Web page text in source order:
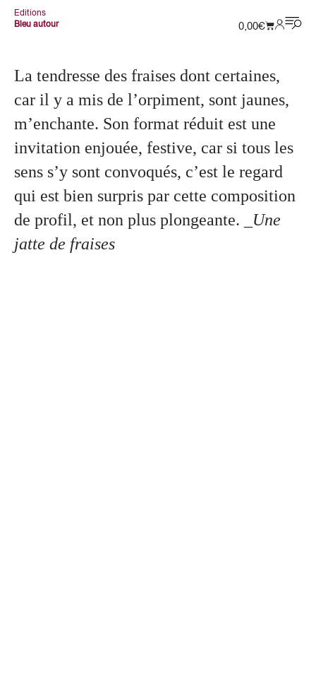
Editions
Bleu autour
0,00€
La tendresse des fraises dont certaines,
car il y a mis de l’orpiment, sont jaunes,
m’enchante. Son format réduit est une
invitation enjouée, festive, car si tous les
sens s’y sont convoqués, c’est le regard
qui est bien surpris par cette composition
de profil, et non plus plongeante.
_Une
jatte de fraises